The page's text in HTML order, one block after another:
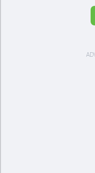
सीरीज खेलेंगे। वहीं, विराट